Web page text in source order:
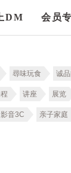
DM 会员
尋味玩食 诚
讲座 展览
影音3C 亲子家庭